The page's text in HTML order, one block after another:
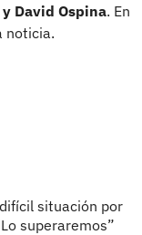
David Ospina. En
noticia.
situación por
superaremos”